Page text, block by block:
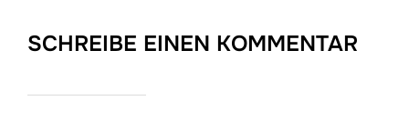
SCHREIBE EINEN KOMMENTAR